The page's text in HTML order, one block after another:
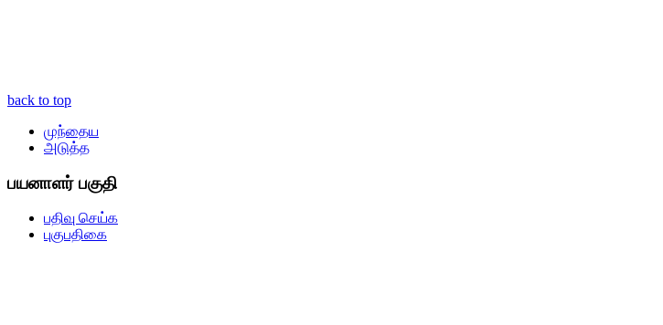
back to top
முந்தைய
அடுத்த
பயனாளர் பகுதி
பதிவு செய்க
புகுபதிகை